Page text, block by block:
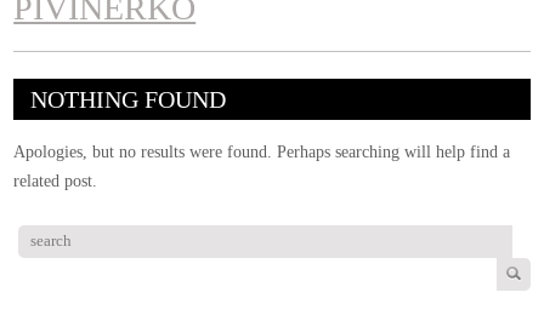
PIVINERKO
NOTHING FOUND
Apologies, but no results were found. Perhaps searching will help find a
related post.